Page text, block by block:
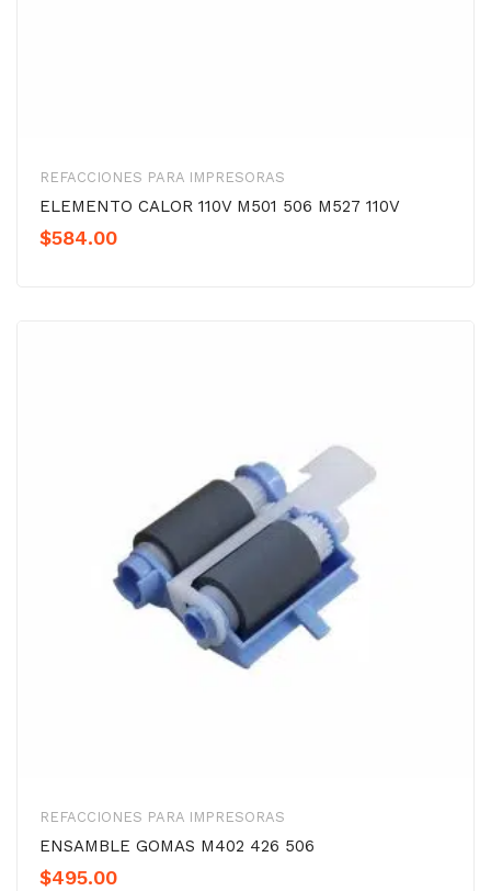
REFACCIONES PARA IMPRESORAS
ELEMENTO CALOR 110V M501 506 M527 110V
$584.00
REFACCIONES PARA IMPRESORAS
ENSAMBLE GOMAS M402 426 506
$495.00